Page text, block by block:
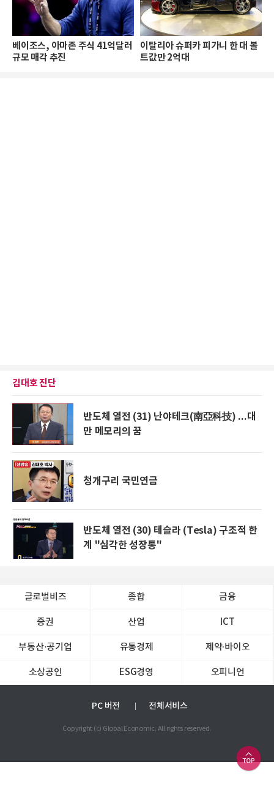
베이조스, 아마존 주식 41억달러
규모 매각 추진
이탈리아 슈퍼카 피가니 한 대 볼
트값만 2억대
김대호 진단
반도체 열전 (31) 난야테크(南亞科技) ...대
만 메모리의 꿈
청개구리 국민연금
반도체 열전 (30) 테슬라 (Tesla) 구조적 한
계 "심각한 성장통"
글로벌비즈 종합 금융
증권 산업 ICT
부동산·공기업 유통경제 제약∙바이오
소상공인 ESG경영 오피니언
PC 버전 전체서비스
Copyright (c) Global Economic. All rights reserved.